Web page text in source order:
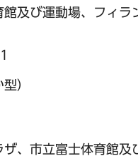
及び運動場、フィ
）
、市立富士体育館